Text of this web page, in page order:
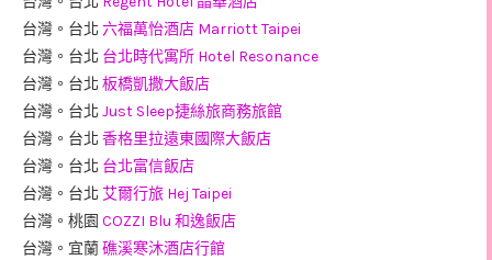
台灣。台北 六福萬怡酒店 Marriott Taipei
台灣。台北 台北時代寓所 Hotel Resonance
台灣。台北 板橋凱撒大飯店
台灣。台北 Just Sleep捷絲旅商務旅館
台灣。台北 香格里拉遠東國際大飯店
台灣。台北 台北富信飯店
台灣。台北 艾爾行旅 Hej Taipei
台灣。桃園 COZZI Blu 和逸飯店
台灣。宜蘭礁溪寒沐酒店行館